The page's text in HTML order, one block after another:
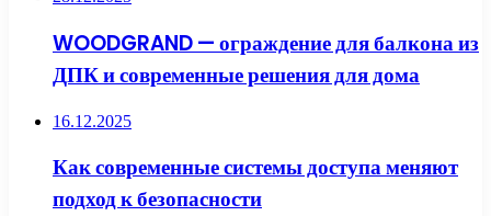
WOODGRAND — ограждение для балкона из
ДПК и современные решения для дома
16.12.2025
Как современные системы доступа меняют
подход к безопасности